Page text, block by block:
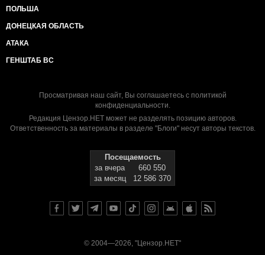
ПОЛЬША
ДОНЕЦКАЯ ОБЛАСТЬ
АТАКА
ГЕНШТАБ ВС
Просматривая наш сайт, Вы соглашаетесь с политикой
конфиденциальности.
Редакция Цензор.НЕТ может не разделять позицию авторов.
Ответственность за материалы в разделе "Блоги" несут авторы текстов.
Посещаемость
за вчера
660 550
за месяц
12 586 370
© 2004—2026, "Цензор.НЕТ"